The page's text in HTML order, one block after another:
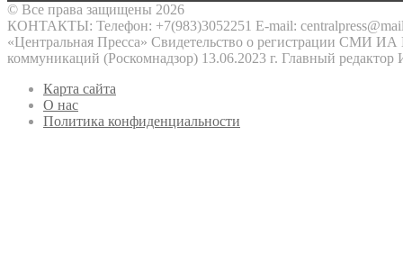
© Все права защищены 2026
КОНТАКТЫ: Телефон: +7(983)3052251 E-mail:
«Центральная Пресса» Свидетельство о регистрации СМИ
коммуникаций (Роскомнадзор) 13.06.2023 г. Главный
Карта сайта
О нас
Политика конфиденциальности